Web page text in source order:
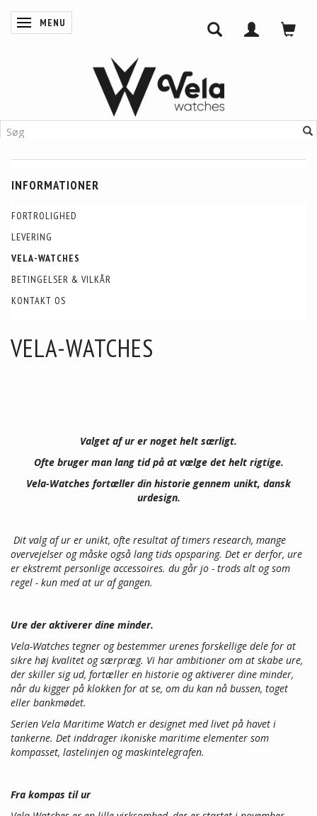
SKIFTE NAVIGATION
MENU
INFORMATIONER
FORTROLIGHED
LEVERING
VELA-WATCHES
BETINGELSER & VILKÅR
KONTAKT OS
VELA-WATCHES
Valget af ur er noget helt særligt.
Ofte bruger man lang tid på at vælge det helt rigtige.
Vela-Watches fortæller din historie gennem unikt, dansk
urdesign.
Dit valg af ur er unikt, ofte resultat af timers research, mange
overvejelser og måske også lang tids opsparing. Det er derfor, ure
er ekstremt personlige accessoires. du går jo - trods alt og som
regel - kun med at ur af gangen.
Ure der aktiverer dine minder.
Vela-Watches tegner og bestemmer urenes forskellige dele for at
sikre høj kvalitet og særpræg. Vi har ambitioner om at skabe ure,
der skiller sig ud, fortæller en historie og aktiverer dine minder,
når du kigger på klokken for at se, om du kan nå bussen, toget
eller bankmødet.
Serien Vela Maritime Watch er designet med livet på havet i
tankerne. Det inddrager ikoniske maritime elementer som
kompasset, lastelinjen og maskintelegrafen.
Fra kompas til ur